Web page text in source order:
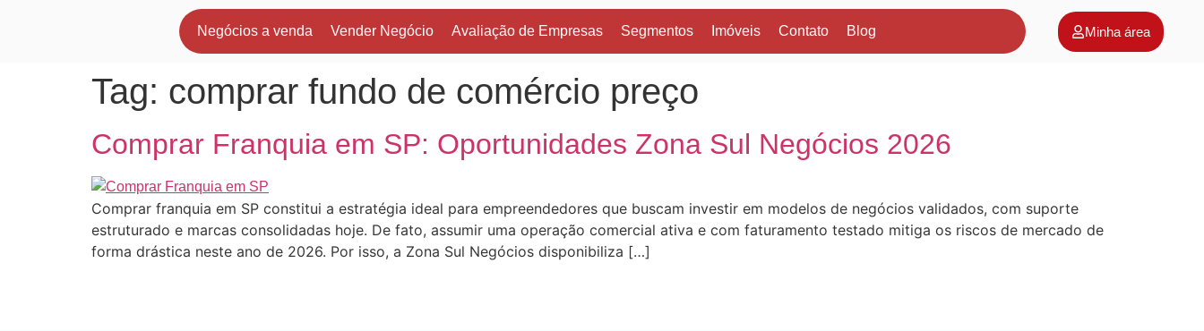
Negócios a venda Vender Negócio Avaliação de Empresas Segmentos Imóveis Contato Blog Minha área
Tag: comprar fundo de comércio preço
Comprar Franquia em SP: Oportunidades Zona Sul Negócios 2026
Comprar franquia em SP constitui a estratégia ideal para empreendedores que buscam investir em modelos de negócios validados, com suporte
estruturado e marcas consolidadas hoje. De fato, assumir uma operação comercial ativa e com faturamento testado mitiga os riscos de mercado de
forma drástica neste ano de 2026. Por isso, a Zona Sul Negócios disponibiliza […]